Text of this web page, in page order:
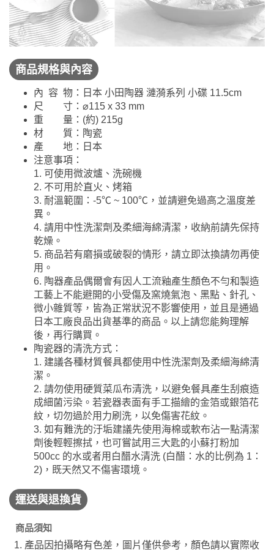
商品規格與內容
內 容 物：日本 小田陶器 漣漪系列 小碟 11.5cm
尺 寸：⌀115 x 33 mm
重 量：(約) 215g
材 質：陶瓷
產 地：日本
注意事項：
1. 可使用微波爐、洗碗機
2. 不可用於直火、烤箱
3. 耐溫範圍：-5℃ ~ 100℃，並請避免過高之溫度差
異。
4. 請用中性洗潔劑及柔細海綿清潔，收納前請先保持
乾燥。
5. 商品若有磨損或破裂的情形，請立即汰換請勿再使
用。
6. 陶器產品偶爾會有因人工流釉產生顏色不勻和製造
工藝上不能避開的小受傷及窯燒氣泡、黑點、針孔、
微小雜質等，皆為正常狀況不影響使用，並且是通過
日本工廠良品出貨基準的商品。以上請您能夠理解
後，再行購買。
陶瓷器的清洗方式：
1. 建議各種材質餐具都使用中性洗潔劑及柔細海綿清
潔。
2. 請勿使用硬質菜瓜布清洗，以避免餐具產生刮痕造
成細菌污染。若瓷器表面有手工描繪的金箔或銀箔花
紋，切勿過於用力刷洗，以免傷害花紋。
3. 如有難洗的汙垢建議先使用海棉或軟布沾一點清潔
劑後輕輕擦拭，也可嘗試用三大匙的小蘇打粉加
500cc 的水或者用白醋水清洗 (白醋：水的比例為 1：
2)，既天然又不傷害環境。
運送與退換貨
商品須知
產品因拍攝略有色差，圖片僅供參考，顏色請以實際收